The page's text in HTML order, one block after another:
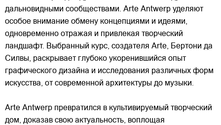
дальновидными сообществами. Arte Antwerp уделяют
особое внимание обмену концепциями и идеями,
одновременно отражая и привлекая творческий
ландшафт. Выбранный курс, создателя Arte, Бертони да
Силвы, раскрывает глубоко укоренившийся опыт
графического дизайна и исследования различных форм
искусства, от современной архитектуры до музыки.
Arte Antwerp превратился в культивируемый творческий
дом, доказав свою актуальность, воплощая